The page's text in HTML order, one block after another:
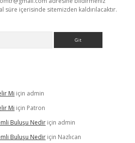
süre içerisinde sitemizden kaldırılacaktır.
Mi için admin
Mi için Patron
Buluşu Nedir için admin
Buluşu Nedir için Nazlıcan